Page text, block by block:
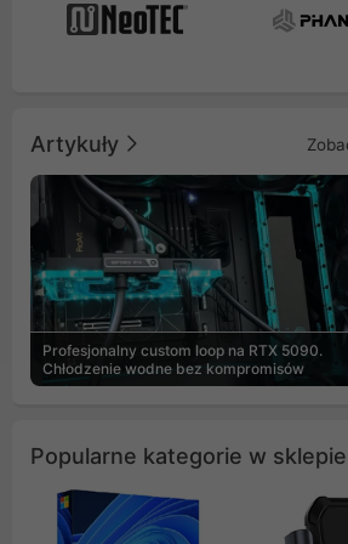
Artykuły
Profesjonalny custom loop na RTX 5090.
Chłodzenie wodne bez kompromisów
Popularne kategorie w sklepie